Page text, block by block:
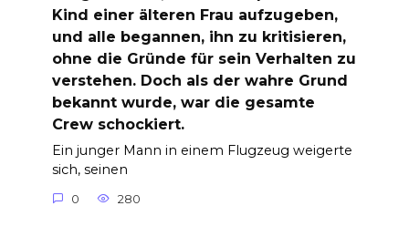
Kind einer älteren Frau aufzugeben,
und alle begannen, ihn zu kritisieren,
ohne die Gründe für sein Verhalten zu
verstehen. Doch als der wahre Grund
bekannt wurde, war die gesamte
Crew schockiert.
Ein junger Mann in einem Flugzeug weigerte
sich, seinen
0 280